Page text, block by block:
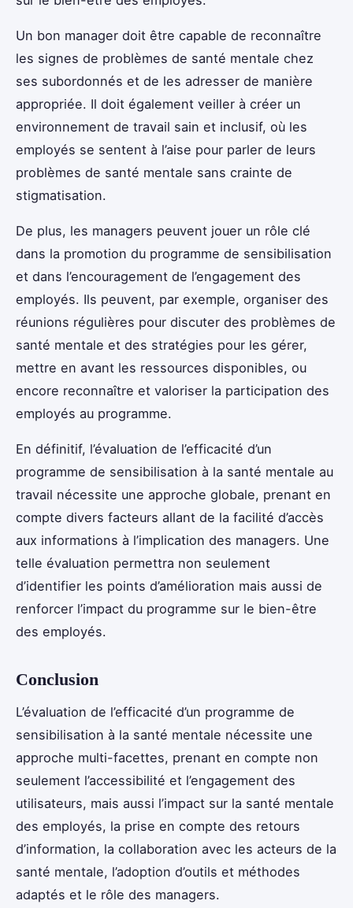
Un bon manager doit être capable de reconnaître
les signes de problèmes de santé mentale chez
ses subordonnés et de les adresser de manière
appropriée. Il doit également veiller à créer un
environnement de travail sain et inclusif, où les
employés se sentent à l’aise pour parler de leurs
problèmes de santé mentale sans crainte de
stigmatisation.
De plus, les managers peuvent jouer un rôle clé
dans la promotion du programme de sensibilisation
et dans l’encouragement de l’engagement des
employés. Ils peuvent, par exemple, organiser des
réunions régulières pour discuter des problèmes de
santé mentale et des stratégies pour les gérer,
mettre en avant les ressources disponibles, ou
encore reconnaître et valoriser la participation des
employés au programme.
En définitif, l’évaluation de l’efficacité d’un
programme de sensibilisation à la santé mentale au
travail nécessite une approche globale, prenant en
compte divers facteurs allant de la facilité d’accès
aux informations à l’implication des managers. Une
telle évaluation permettra non seulement
d’identifier les points d’amélioration mais aussi de
renforcer l’impact du programme sur le bien-être
des employés.
Conclusion
L’évaluation de l’efficacité d’un programme de
sensibilisation à la santé mentale nécessite une
approche multi-facettes, prenant en compte non
seulement l’accessibilité et l’engagement des
utilisateurs, mais aussi l’impact sur la santé mentale
des employés, la prise en compte des retours
d’information, la collaboration avec les acteurs de la
santé mentale, l’adoption d’outils et méthodes
adaptés et le rôle des managers.